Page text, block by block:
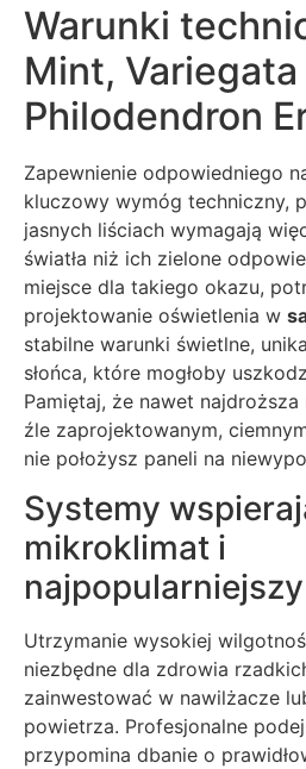
Warunki
Mint, Variegata
Philodendron
Zapewnienie odpowiedniego
kluczowy wymóg techniczny,
jasnych liściach wymagają
światła niż ich zielone
miejsce dla takiego okazu,
projektowanie oświetlenia w
stabilne warunki świetlne,
słońca, które mogłoby
Pamiętaj, że nawet
źle zaprojektowanym,
nie położysz paneli na
Systemy
mikroklimat i
Utrzymanie wysokiej
niezbędne dla zdrowia
zainwestować w nawilżacze
powietrza. Profesjonalne
przypomina dbanie o